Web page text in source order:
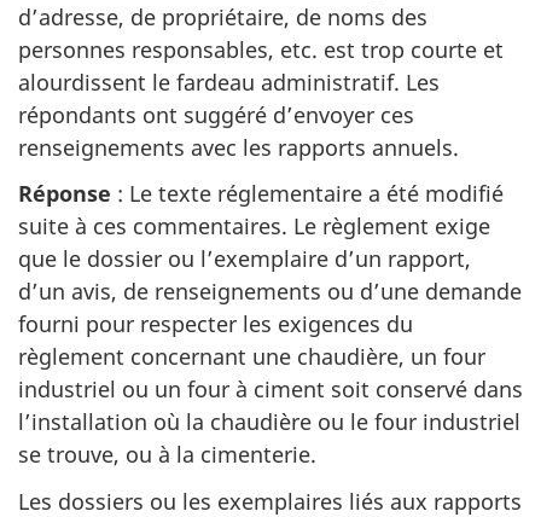
d’adresse, de propriétaire, de noms des
personnes responsables, etc. est trop courte et
alourdissent le fardeau administratif. Les
répondants ont suggéré d’envoyer ces
renseignements avec les rapports annuels.
Réponse : Le texte réglementaire a été modifié
suite à ces commentaires. Le règlement exige
que le dossier ou l’exemplaire d’un rapport,
d’un avis, de renseignements ou d’une demande
fourni pour respecter les exigences du
règlement concernant une chaudière, un four
industriel ou un four à ciment soit conservé dans
l’installation où la chaudière ou le four industriel
se trouve, ou à la cimenterie.
Les dossiers ou les exemplaires liés aux rapports